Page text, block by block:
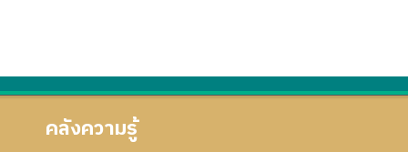
คลังความรู้